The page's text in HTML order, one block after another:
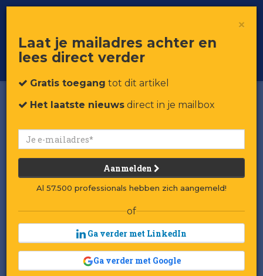
Voor professionals in retail & brands
Toggle
×
Laat je mailadres achter en
lees direct verder
Gratis toegang tot dit artikel
Het laatste nieuws direct in je mailbox
Aanmelden
Al 57.500 professionals hebben zich aangemeld!
of
Ga verder met LinkedIn
Ga verder met Google